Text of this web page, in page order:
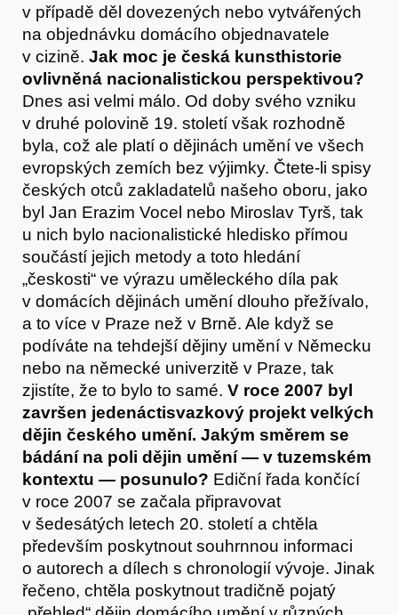
Časopis
Hostcast
v případě děl dovezených nebo vytvářených
na objednávku domácího objednavatele
v cizině. Jak moc je česká kunsthistorie
ovlivněná nacionalistickou perspektivou?
Dnes asi velmi málo. Od doby svého vzniku
v druhé polovině 19. století však rozhodně
byla, což ale platí o dějinách umění ve všech
evropských zemích bez výjimky. Čtete-li spisy
českých otců zakladatelů našeho oboru, jako
byl Jan Erazim Vocel nebo Miroslav Tyrš, tak
u nich bylo nacionalistické hledisko přímou
součástí jejich metody a toto hledání
„českosti“ ve výrazu uměleckého díla pak
v domácích dějinách umění dlouho přežívalo,
a to více v Praze než v Brně. Ale když se
podíváte na tehdejší dějiny umění v Německu
nebo na německé univerzitě v Praze, tak
zjistíte, že to bylo to samé. V roce 2007 byl
završen jedenáctisvazkový projekt velkých
dějin českého umění. Jakým směrem se
bádání na poli dějin umění — v tuzemském
kontextu — posunulo? Ediční řada končící
v roce 2007 se začala připravovat
v šedesátých letech 20. století a chtěla
především poskytnout souhrnnou informaci
o autorech a dílech s chronologií vývoje. Jinak
řečeno, chtěla poskytnout tradičně pojatý